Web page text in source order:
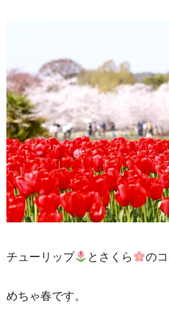
チューリップ とさくら の
めちゃ春です。